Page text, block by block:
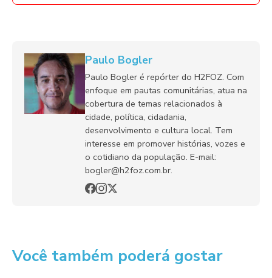
Paulo Bogler
Paulo Bogler é repórter do H2FOZ. Com
enfoque em pautas comunitárias, atua na
cobertura de temas relacionados à
cidade, política, cidadania,
desenvolvimento e cultura local. Tem
interesse em promover histórias, vozes e
o cotidiano da população. E-mail:
bogler@h2foz.com.br.
Você também poderá gostar